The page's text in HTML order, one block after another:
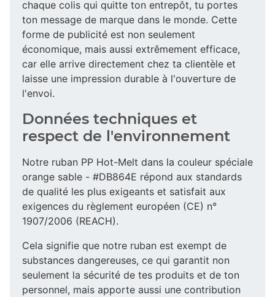
chaque colis qui quitte ton entrepôt, tu portes
ton message de marque dans le monde. Cette
forme de publicité est non seulement
économique, mais aussi extrêmement efficace,
car elle arrive directement chez ta clientèle et
laisse une impression durable à l'ouverture de
l'envoi.
Données techniques et
respect de l'environnement
Notre ruban PP Hot-Melt dans la couleur spéciale
orange sable - #DB864E répond aux standards
de qualité les plus exigeants et satisfait aux
exigences du règlement européen (CE) n°
1907/2006 (REACH).
Cela signifie que notre ruban est exempt de
substances dangereuses, ce qui garantit non
seulement la sécurité de tes produits et de ton
personnel, mais apporte aussi une contribution